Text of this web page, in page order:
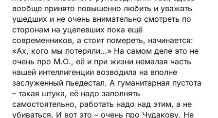
вообще принято повышенно любить и уважать
ушедших и не очень внимательно смотреть по
сторонам на уцелевших пока ещё
современников, а стоит помереть, начинается:
«Ах, кого мы потеряли…» На самом деле это не
очень про М.О., её и при жизни немалая часть
нашей интеллигенции возводила на вполне
заслуженный пьедестал. А гуманитарная пустота
– такая штука, её надо заполнять
самостоятельно, работать надо над этим, а не
убиваться. И вот это – очень про Чудакову. Не